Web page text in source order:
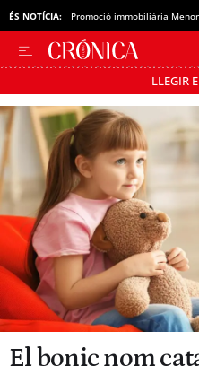
ÉS NOTÍCIA: Promoció immobiliària
LLEGIR
Passa’t al
El bonic nom